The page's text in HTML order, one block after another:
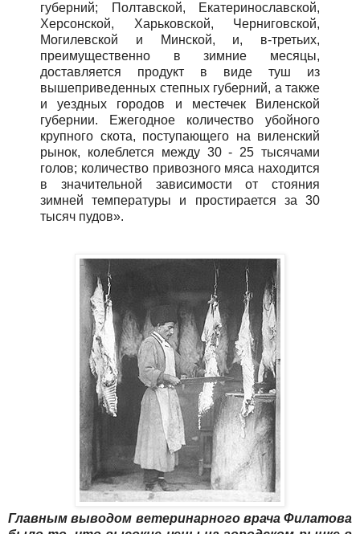
губерний; Полтавской, Екатеринославской,
Херсонской, Харьковской, Черниговской,
Могилевской и Минской, и, в-третьих,
преимущественно в зимние месяцы,
доставляется продукт в виде туш из
вышеприведенных степных губерний, а также
и уездных городов и местечек Виленской
губернии. Ежегодное количество убойного
крупного скота, поступающего на виленский
рынок, колеблется между 30 - 25 тысячами
голов; количество привозного мяса находится
в значительной зависимости от стояния
зимней температуры и простирается за 30
тысяч пудов».
Главным выводом ветеринарного врача Филатова